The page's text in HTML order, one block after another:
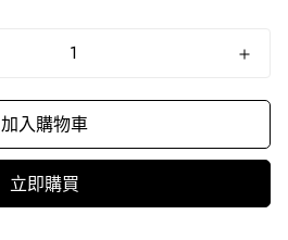
加入購物車
立即購買